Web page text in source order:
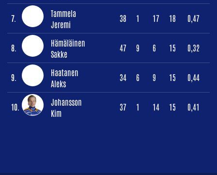
7.
Tammela
Jeremi
38 1 17 18 0,47
8.
Hämäläinen
Sakke
47 9 6 15 0,32
9.
Haatanen
Aleks
34 6 9 15 0,44
10.
Johansson
Kim
37 1 14 15 0,41